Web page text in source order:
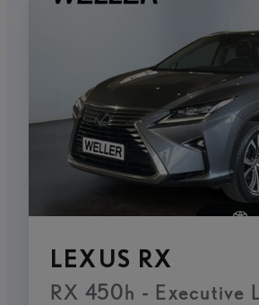
LEXUS RX
RX 450h - Executive